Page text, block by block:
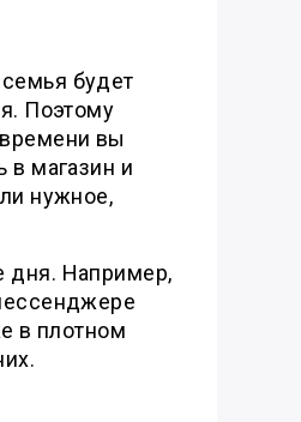
будет
Поэтому
вы
в магазин и
нужное,
дня. Например,
в плотном